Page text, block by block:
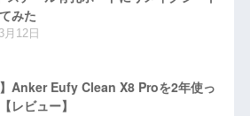
みた
月12日
】Anker Eufy Clean X8 Proを2年使っ
レビュー】